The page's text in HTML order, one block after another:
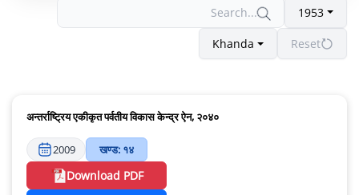
1953
Khanda Reset
अन्तर्राष्ट्रिय एकीकृत पर्वतीय विकास केन्द्र ऐन, २०४०
2009 खण्ड: १४
Download PDF